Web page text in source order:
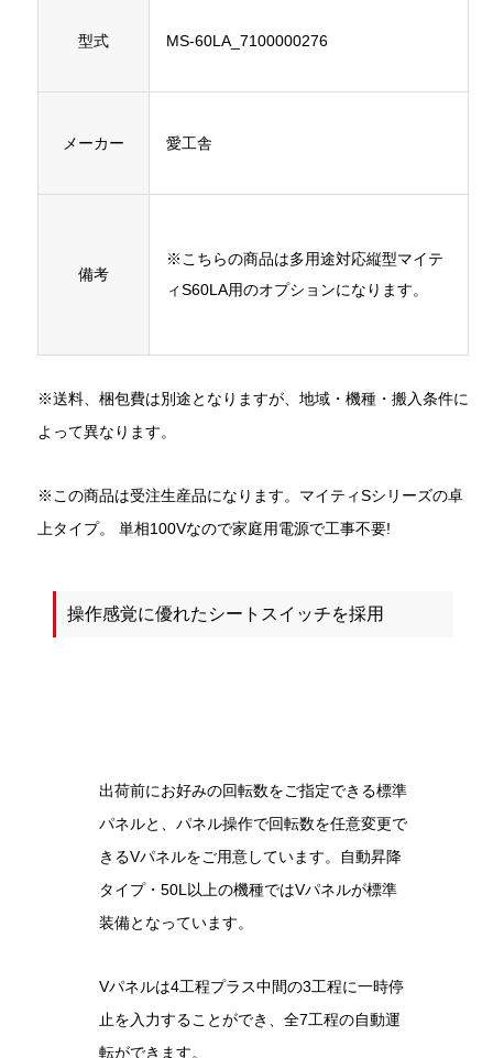
型式 MS-60LA_7100000276
メーカー 愛工舎
備考
※こちらの商品は多用途対応縦型マイテ
ィS60LA用のオプションになります。
※送料、梱包費は別途となりますが、地域・機種・搬入条件に
よって異なります。
※この商品は受注生産品になります。マイティSシリーズの卓
上タイプ。 単相100Vなので家庭用電源で工事不要!
操作感覚に優れたシートスイッチを採用
出荷前にお好みの回転数をご指定できる標準
パネルと、パネル操作で回転数を任意変更で
きるVパネルをご用意しています。自動昇降
タイプ・50L以上の機種ではVパネルが標準
装備となっています。
Vパネルは4工程プラス中間の3工程に一時停
止を入力することができ、全7工程の自動運
転ができます。